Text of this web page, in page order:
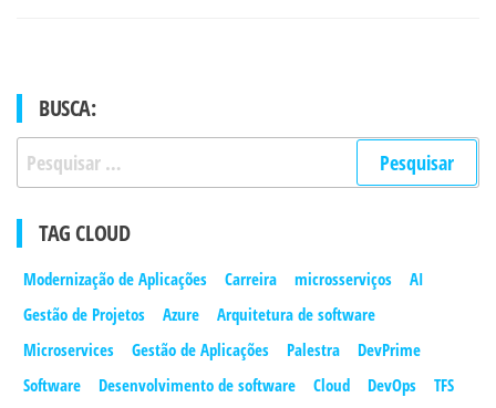
BUSCA:
Pesquisar
por:
TAG CLOUD
Modernização de Aplicações Carreira microsserviços
AI
Gestão de Projetos
Azure
Arquitetura de software
Microservices
Gestão de Aplicações Palestra
DevPrime
Software
Desenvolvimento de software Cloud DevOps
TFS